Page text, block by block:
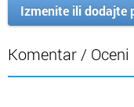
Izmenite ili dodajte
Komentar / Oceni